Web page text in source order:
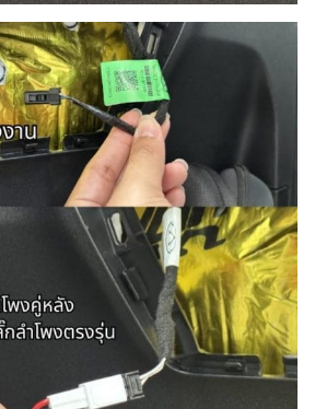
Search